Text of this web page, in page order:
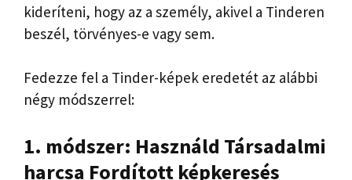
kideríteni, hogy az a személy, akivel a Tinderen
beszél, törvényes-e vagy sem.
Fedezze fel a Tinder-képek eredetét az alábbi
négy módszerrel:
1. módszer: Használd Társadalmi
harcsa Fordított képkeresés